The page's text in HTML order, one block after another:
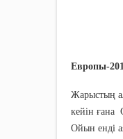
Европы-
Жарыстың
кейін ғана
Ойын енді